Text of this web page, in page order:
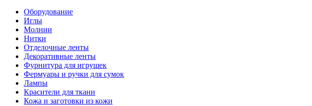
Оборудование
Иглы
Молнии
Нитки
Отделочные ленты
Декоративные ленты
Фурнитура для игрушек
Фермуары и ручки для сумок
Лампы
Красители для ткани
Кожа и заготовки из кожи